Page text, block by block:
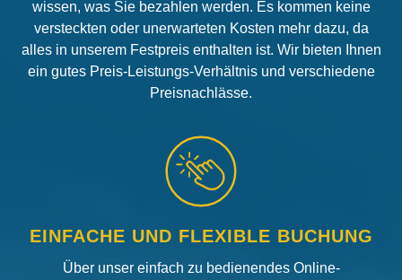
wissen, was Sie bezahlen werden. Es kommen keine
versteckten oder unerwarteten Kosten mehr dazu, da
alles in unserem Festpreis enthalten ist. Wir bieten Ihnen
ein gutes Preis-Leistungs-Verhältnis und verschiedene
Preisnachlässe.
EINFACHE UND FLEXIBLE BUCHUNG
Über unser einfach zu bedienendes Online-